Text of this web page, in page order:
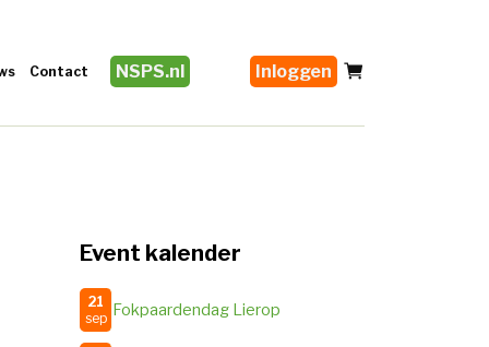
Contact NSPS.nl Inloggen
Event kalender
21
sep Fokpaardendag Lierop